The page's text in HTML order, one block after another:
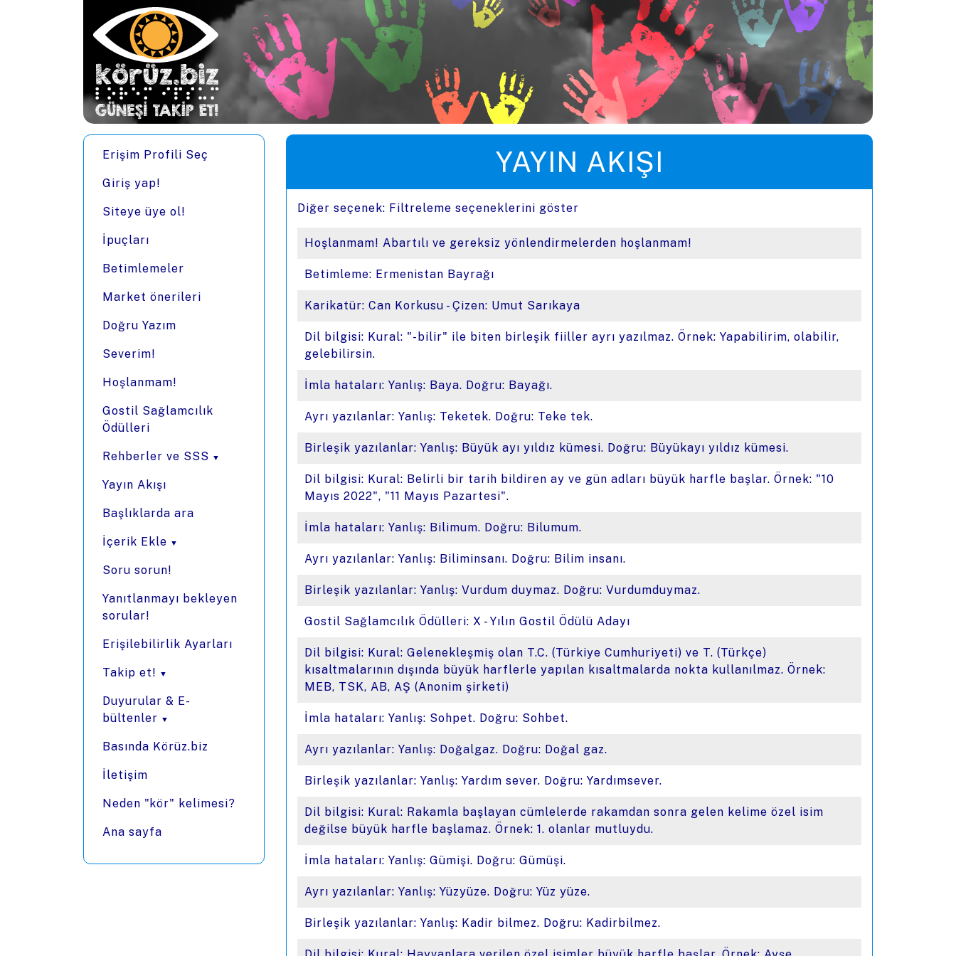
Ana içeriğe zıpla
Erişim Profili Seç
Giriş yap!
Siteye üye ol!
İpuçları
Betimlemeler
Market önerileri
Doğru Yazım
Severim!
Hoşlanmam!
Gostil Sağlamcılık
Ödülleri
Rehberler ve SSS
Yayın Akışı
Başlıklarda ara
İçerik Ekle
Soru sorun!
Yanıtlanmayı bekleyen
sorular!
Erişilebilirlik Ayarları
Takip et!
Duyurular & E-
bültenler
Basında Körüz.biz
İletişim
Neden "kör" kelimesi?
Ana sayfa
YAYIN AKIŞI
Diğer seçenek: Filtreleme seçeneklerini göster
Hoşlanmam! Abartılı ve gereksiz yönlendirmelerden hoşlanmam!
Betimleme: Ermenistan Bayrağı
Karikatür: Can Korkusu - Çizen: Umut Sarıkaya
Dil bilgisi: Kural: "-bilir" ile biten birleşik fiiller ayrı yazılmaz. Örnek: Yapabilirim, olabilir,
gelebilirsin.
İmla hataları: Yanlış: Baya. Doğru: Bayağı.
Ayrı yazılanlar: Yanlış: Teketek. Doğru: Teke tek.
Birleşik yazılanlar: Yanlış: Büyük ayı yıldız kümesi. Doğru: Büyükayı yıldız kümesi.
Dil bilgisi: Kural: Belirli bir tarih bildiren ay ve gün adları büyük harfle başlar. Örnek: "10
Mayıs 2022", "11 Mayıs Pazartesi".
İmla hataları: Yanlış: Bilimum. Doğru: Bilumum.
Ayrı yazılanlar: Yanlış: Biliminsanı. Doğru: Bilim insanı.
Birleşik yazılanlar: Yanlış: Vurdum duymaz. Doğru: Vurdumduymaz.
Gostil Sağlamcılık Ödülleri: X - Yılın Gostil Ödülü Adayı
Dil bilgisi: Kural: Gelenekleşmiş olan T.C. (Türkiye Cumhuriyeti) ve T. (Türkçe)
kısaltmalarının dışında büyük harflerle yapılan kısaltmalarda nokta kullanılmaz. Örnek:
MEB, TSK, AB, AŞ (Anonim şirketi)
İmla hataları: Yanlış: Sohpet. Doğru: Sohbet.
Ayrı yazılanlar: Yanlış: Doğalgaz. Doğru: Doğal gaz.
Birleşik yazılanlar: Yanlış: Yardım sever. Doğru: Yardımsever.
Dil bilgisi: Kural: Rakamla başlayan cümlelerde rakamdan sonra gelen kelime özel isim
değilse büyük harfle başlamaz. Örnek: 1. olanlar mutluydu.
İmla hataları: Yanlış: Gümişi. Doğru: Gümüşi.
Ayrı yazılanlar: Yanlış: Yüzyüze. Doğru: Yüz yüze.
Birleşik yazılanlar: Yanlış: Kadir bilmez. Doğru: Kadirbilmez.